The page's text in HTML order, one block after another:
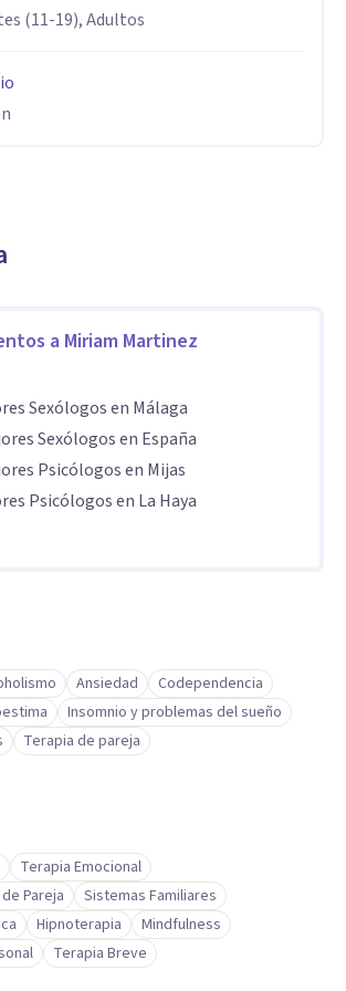
y mezcla la Terapia humanista, la
etc
de la ansiedad, fobias,
(stop-tabaco, gestión del peso y
traumas, problemas de pareja,
otros.
(11-19), Adultos
a Miriam Martinez
Sexólogos en Málaga
Sexólogos en España
Psicólogos en Mijas
Psicólogos en La Haya
Ansiedad
Codependencia
Insomnio y problemas del sueño
Terapia de pareja
Terapia Emocional
Pareja
Sistemas Familiares
Hipnoterapia
Mindfulness
Terapia Breve